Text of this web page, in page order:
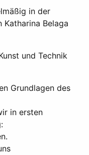
in der
Belaga
und Technik
Grundlagen des
in ersten